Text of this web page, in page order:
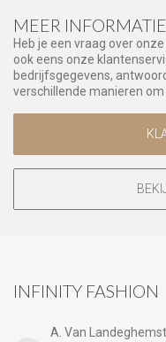
MEER INFORMATIE
Heb je een vraag over
ook eens onze
bedrijfsgegevens,
verschillende manieren
INFINITY FASHION
A. Van